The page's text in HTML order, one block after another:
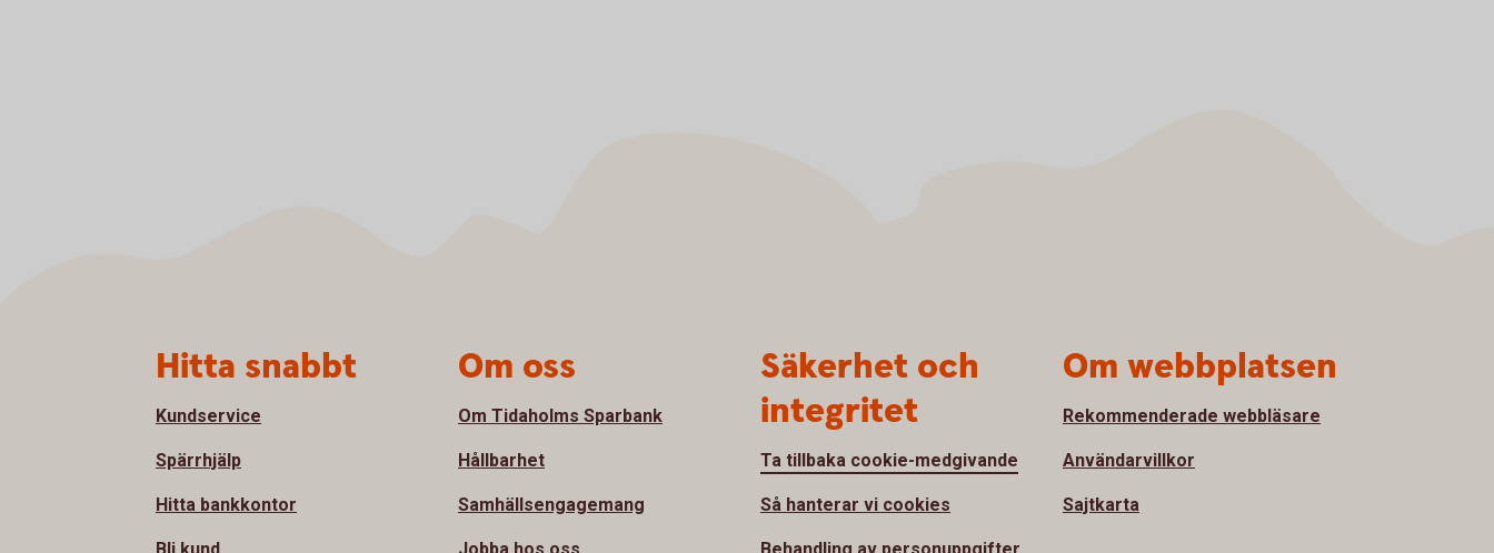
Hitta snabbt
Kundservice
Spärrhjälp
Hitta bankkontor
Om oss
Om Tidaholms Sparbank
Hållbarhet
Samhällsengagemang
Säkerhet och
integritet
Ta tillbaka cookie-medgivande
Så hanterar vi cookies
Om webbplatsen
Rekommenderade webbläsare
Användarvillkor
Sajtkarta